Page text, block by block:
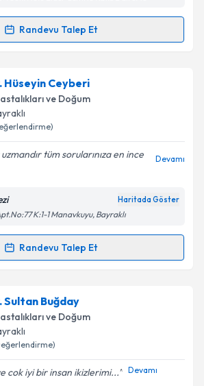
işlenmesine ilişkin
ve kişisel verilerimin belirtilen
Takvim Talebini Gönder
Randevu Talep Et
Talebi
Çoban Şerbetçioğlu
Size bu uzmandan randevu
takvim hazırlandığında e-posta ile
işlenmesine ilişkinAydınlatma
ve kişisel verilerimin belirtilen
işlenmesini kabul ediyorum.
Hüseyin Ceyberi
ve Doğum
tüm sorularınıza en ince
Devamı
Haritada Göster
K:1-1 Manavkuyu, Bayraklı
Randevu Talep Et
Talebi
Ceyberiiçin randevu takvimi talebi
bu uzmandan randevu almanız için bir
e-posta ile bilgilendireceğiz.
Sultan Buğday
ve Doğum
cok iyi bir insan ikizlerimi... Devamı